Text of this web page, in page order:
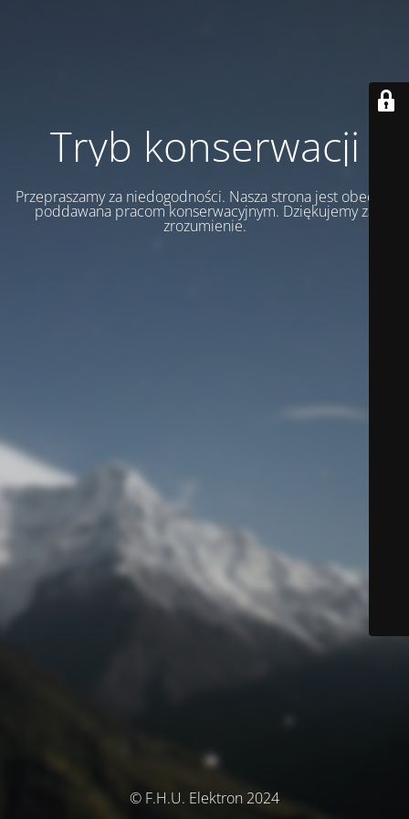
Tryb konserwacji
Przepraszamy za niedogodności. Nasza strona jest obecnie
poddawana pracom konserwacyjnym. Dziękujemy za
zrozumienie.
© F.H.U. Elektron 2024